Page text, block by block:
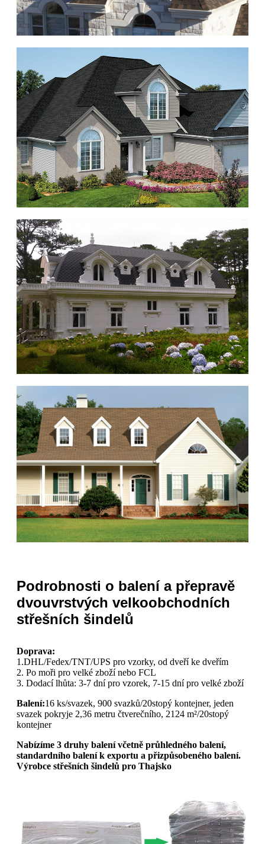
Podrobnosti o balení a přepravě
dvouvrstvých velkoobchodních
střešních šindelů
Doprava:
1.DHL/Fedex/TNT/UPS pro vzorky, od dveří ke dveřím
2. Po moři pro velké zboží nebo FCL
3. Dodací lhůta: 3-7 dní pro vzorek, 7-15 dní pro velké zboží
Balení:16 ks/svazek, 900 svazků/20stopý kontejner, jeden
svazek pokryje 2,36 metru čtverečního, 2124 m²/20stopý
kontejner
Nabízíme 3 druhy balení včetně průhledného balení,
standardního balení k exportu a přizpůsobeného balení.
Výrobce střešních šindelů pro Thajsko